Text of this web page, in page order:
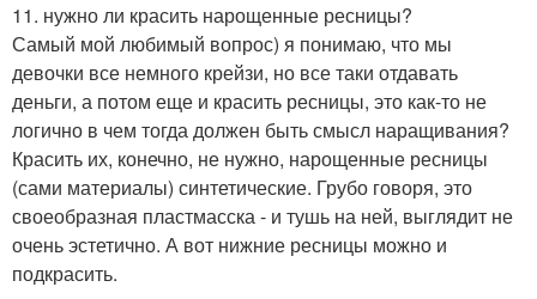
11. нужно ли красить нарощенные ресницы?
Самый мой любимый вопрос) я понимаю, что мы
девочки все немного крейзи, но все таки отдавать
деньги, а потом еще и красить ресницы, это как-то не
логично в чем тогда должен быть смысл наращивания?
Красить их, конечно, не нужно, нарощенные ресницы
(сами материалы) синтетические. Грубо говоря, это
своеобразная пластмасска - и тушь на ней, выглядит не
очень эстетично. А вот нижние ресницы можно и
подкрасить.